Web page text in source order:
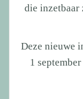
die inzetbaar
Deze nieuwe
1